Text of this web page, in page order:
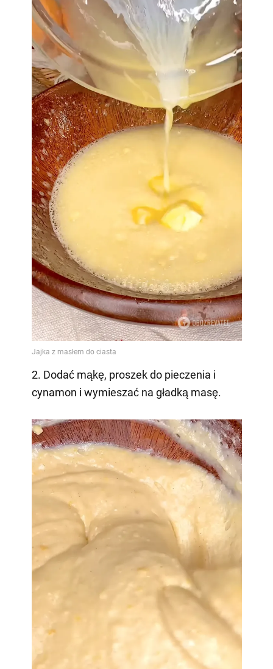
2. Dodać mąkę, proszek do pieczenia i
cynamon i wymieszać na gładką masę.